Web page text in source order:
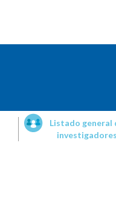
Listado general
investigadores